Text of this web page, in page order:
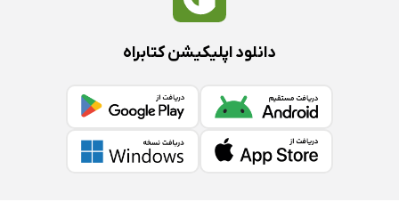
دانلود اپلیکیشن کتابراه